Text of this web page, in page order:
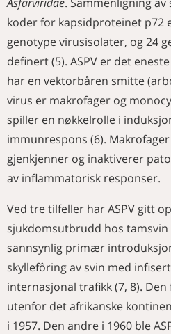
koder for kapsidproteinet p72
genotype virusisolater, og 24
definert (5). ASPV er det
har en vektorbåren smitte
virus er makrofager og
spiller en nøkkelrolle i
immunrespons (6).
gjenkjenner og inaktiverer
av inflammatorisk responser.
Ved tre tilfeller har ASPV gitt
sjukdomsutbrudd hos
sannsynlig primær
skyllefôring av svin med
internasjonal trafikk (7, 8).
utenfor det afrikanske
i 1957. Den andre i 1960 ble